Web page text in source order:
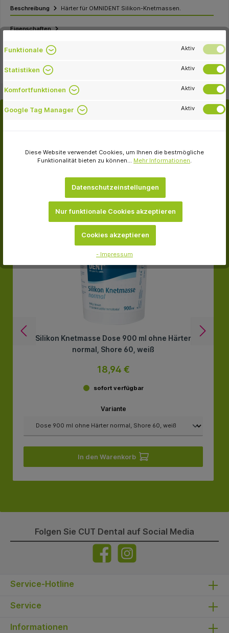
Beschreibung Härter für OMNIDENT Silikon-Knetmassen.
Eigenschaften
Downloads
-34.5 %
Silikon Knetmasse Dose 900 ml ohne Härter
normal, Shore 60, weiß
18,94 €
sofort verfügbar
Variante
In den Warenkorb
Folgen Sie CUT Dental auf Social Media
Service-Hotline
Service
Informationen
Funktionale Aktiv
Statistiken Aktiv
Komfortfunktionen Aktiv
Google Tag Manager Aktiv
Diese Website verwendet Cookies, um Ihnen die bestmögliche
Funktionalität bieten zu können... Mehr Informationen.
Datenschutzeinstellungen
Nur funktionale Cookies akzeptieren
Cookies akzeptieren
- Impressum